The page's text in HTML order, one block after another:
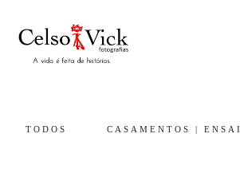
TODOS CASAMENTOS |